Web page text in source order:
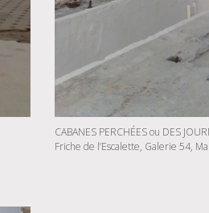
CABANES PERCHÉES ou DES
Friche de l’Escalette, Galerie 54,